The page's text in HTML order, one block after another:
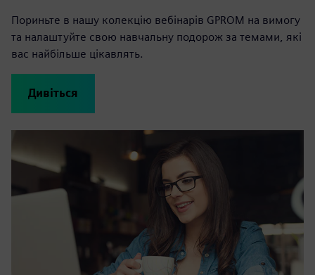
Пориньте в нашу колекцію вебінарів GPROM на вимогу
та налаштуйте свою навчальну подорож за темами, які
вас найбільше цікавлять.
Дивіться